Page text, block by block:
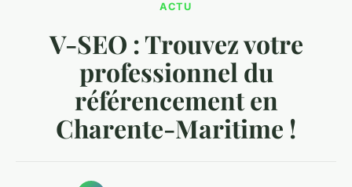
ACTU
V-SEO : Trouvez votre
professionnel du
référencement en
Charente-Maritime !